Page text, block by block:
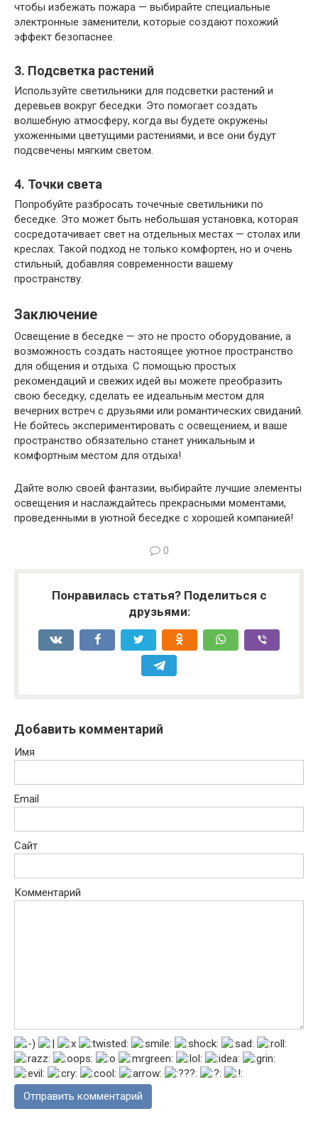
чтобы избежать пожара — выбирайте специальные
электронные заменители, которые создают похожий
эффект безопаснее.
3. Подсветка растений
Используйте светильники для подсветки растений и
деревьев вокруг беседки. Это помогает создать
волшебную атмосферу, когда вы будете окружены
ухоженными цветущими растениями, и все они будут
подсвечены мягким светом.
4. Точки света
Попробуйте разбросать точечные светильники по
беседке. Это может быть небольшая установка, которая
сосредотачивает свет на отдельных местах — столах или
креслах. Такой подход не только комфортен, но и очень
стильный, добавляя современности вашему
пространству.
Заключение
Освещение в беседке — это не просто оборудование, а
возможность создать настоящее уютное пространство
для общения и отдыха. С помощью простых
рекомендаций и свежих идей вы можете преобразить
свою беседку, сделать ее идеальным местом для
вечерних встреч с друзьями или романтических свиданий.
Не бойтесь экспериментировать с освещением, и ваше
пространство обязательно станет уникальным и
комфортным местом для отдыха!
Дайте волю своей фантазии, выбирайте лучшие элементы
освещения и наслаждайтесь прекрасными моментами,
проведенными в уютной беседке с хорошей компанией!
0
Понравилась статья? Поделиться с
друзьями:
Добавить комментарий
Имя
Email
Сайт
Комментарий